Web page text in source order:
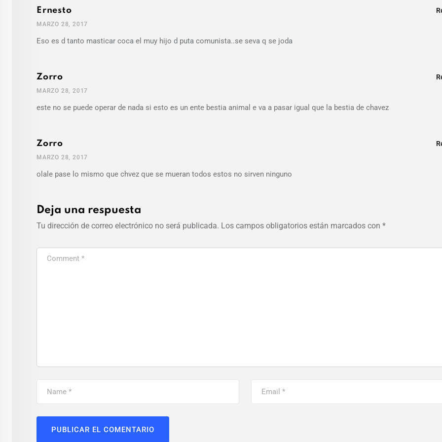
Ernesto
MARZO 28, 2017
Eso es d tanto masticar coca el muy hijo d puta comunista..se seva q se joda
Zorro
MARZO 28, 2017
este no se puede operar de nada si esto es un ente bestia animal e va a pasar igual que la bestia de chavez
Zorro
MARZO 28, 2017
olale pase lo mismo que chvez que se mueran todos estos no sirven ninguno
Deja una respuesta
Tu dirección de correo electrónico no será publicada. Los campos obligatorios están marcados con *